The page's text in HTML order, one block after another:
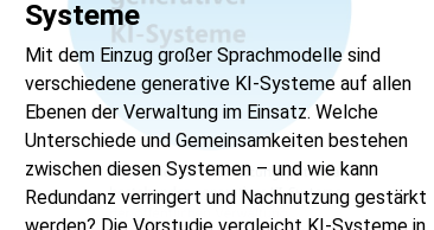
Systeme
Mit dem Einzug großer Sprachmodelle sind
verschiedene generative KI-Systeme auf allen
Ebenen der Verwaltung im Einsatz. Welche
Unterschiede und Gemeinsamkeiten bestehen
zwischen diesen Systemen – und wie kann
Redundanz verringert und Nachnutzung gestärkt